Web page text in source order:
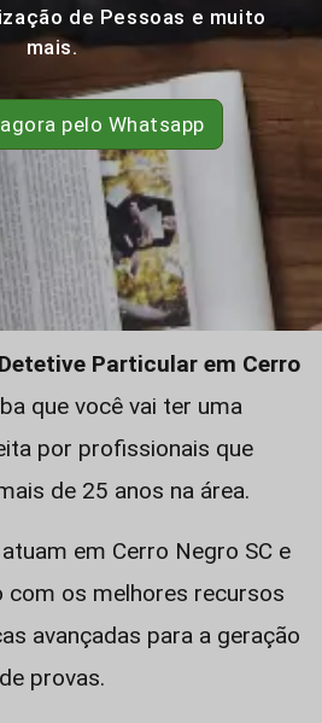
de Pessoas e muito
mais.
pelo Whatsapp
Detetive Particular em Cerro
que você vai ter uma
por profissionais que
de 25 anos na área.
em Cerro Negro SC e
os melhores recursos
avançadas para a geração
de provas.